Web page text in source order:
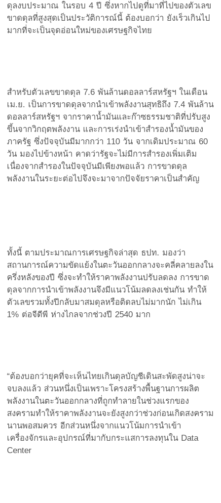
ดุลงบประมาณ ในรอบ 4 ปี ซึ่งหากไปดูที่มาที่ไปของตัวเลข
ขาดดุลที่สูงสุดเป็นประวัติการณ์นี้ ต้องบอกว่า ยังเร็วเกินไป
มากที่จะเป็นจุดอ่อนใหม่ของเศรษฐกิจไทย
สำหรับตัวเลขขาดดุล 7.6 พันล้านดอลลาร์สหรัฐฯ ในเดือน
เม.ย. เป็นการขาดดุลจากนำเข้าพลังงานสุทธิถึง 7.4 พันล้าน
ดอลลาร์สหรัฐฯ จากราคาน้ำมันและก๊าซธรรมชาติที่ปรับสูง
ขึ้นจากวิกฤตพลังงาน และการเร่งนำเข้าสำรองน้ำมันของ
ภาครัฐ ซึ่งปัจจุบันมีมากกว่า 110 วัน จากเดิมประมาณ 60
วัน มองไปข้างหน้า คาดว่ารัฐจะไม่มีการสำรองเพิ่มเติม
เนื่องจากสำรองในปัจจุบันมีเพียงพอแล้ว การขาดดุล
พลังงานในระยะต่อไปจึงจะมาจากปัจจัยราคาเป็นสำคัญ
ทั้งนี้ ตามประมาณการเศรษฐกิจล่าสุด ธปท. มองว่า
สถานการณ์ความขัดแย้งในตะวันออกกลางจะคลี่คลายลงใน
ครึ่งหลังของปี ซึ่งจะทำให้ราคาพลังงานปรับลดลง การขาด
ดุลจากการนำเข้าพลังงานจึงมีแนวโน้มลดลงเช่นกัน ทำให้
ตัวเลขรวมทั้งปีกลับมาสมดุลหรือติดลบไม่มากนัก ไม่เกิน
1% ต่อจีดีพี ห่างไกลจากช่วงปี 2540 มาก
“ต้องบอกว่ายุคที่จะเห็นไทยเกินดุลบัญชีเดินสะพัดสูงน่าจะ
จบลงแล้ว ส่วนหนึ่งเป็นเพราะโครงสร้างพื้นฐานการผลิต
พลังงานในตะวันออกกลางที่ถูกทำลายในช่วงแรกของ
สงครามทำให้ราคาพลังงานจะยังสูงกว่าช่วงก่อนเกิดสงคราม
นานพอสมควร อีกส่วนหนึ่งจากแนวโน้มการนำเข้า
เครื่องจักรและอุปกรณ์ที่มากับกระแสการลงทุนใน Data
Center